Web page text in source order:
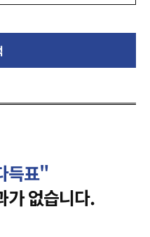
득표"
가 없습니다.